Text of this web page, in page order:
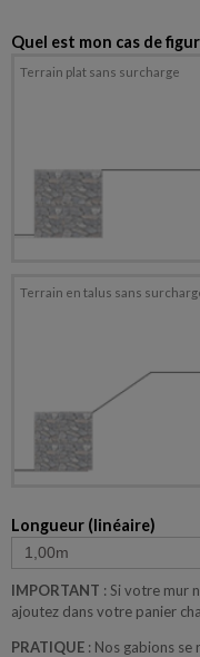
Quel est mon cas de
Terrain plat sans surcharge
Terrain en talus sans
Longueur (linéaire)
IMPORTANT : Si votre mur
ajoutez dans votre panier
PRATIQUE : Nos gabions se